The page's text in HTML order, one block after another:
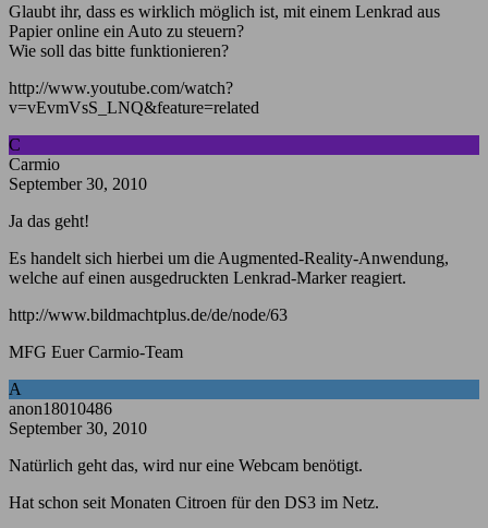
Glaubt ihr, dass es wirklich möglich ist, mit einem Lenkrad aus
Papier online ein Auto zu steuern?
Wie soll das bitte funktionieren?
http://www.youtube.com/watch?
v=vEvmVsS_LNQ&feature=related
C
Carmio
September 30, 2010
Ja das geht!
Es handelt sich hierbei um die Augmented-Reality-Anwendung,
welche auf einen ausgedruckten Lenkrad-Marker reagiert.
http://www.bildmachtplus.de/de/node/63
MFG Euer Carmio-Team
A
anon18010486
September 30, 2010
Natürlich geht das, wird nur eine Webcam benötigt.
Hat schon seit Monaten Citroen für den DS3 im Netz.